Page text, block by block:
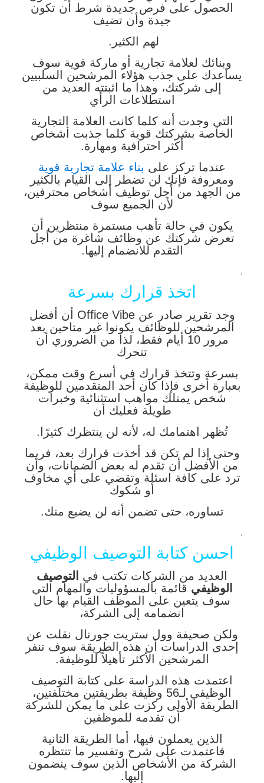
الحصول على فرص جديدة شرط أن تكون
جيدة وأن تضيف
لهم الكثير.
وبنائك لعلامة تجارية أو ماركة قوية سوف
يساعدك على جذب هؤلاء المرشحين السلبيين
إلى شركتك، وهذا ما اثبتته العديد من
استطلاعات الرأي
التي وجدت أنه كلما كانت العلامة التجارية
الخاصة بشركتك قوية كلما جذبت أشخاص
أكثر احترافية ومهارة.
عندما تركز على بناء علامة تجارية قوية
ومعروفة فإنك لن تضطر إلى القيام بالكثير
من الجهد من أجل توظيف أشخاص محترفين،
لأن الجميع سوف
يكون في حالة تأهب مستمرة منتظرين أن
تعرض شركتك عن وظائف شاغرة من أجل
التقدم للانضمام إليها.
.
اتخذ قرارك بسرعة
وجد تقرير صادر عن Office Vibe أن أفضل
المرشحين للوظائف يكونوا غير متاحين بعد
مرور 10 أيام فقط، لذا من الضروري أن
تتحرك
بسرعة وتتخذ قرارك في أسرع وقت ممكن،
بعبارة أخرى فإذا كان أحد المتقدمين للوظيفة
شخص يمتلك مواهب استثنائية وخبرات
طويلة فعليك أن
تُظهر اهتمامك له، لأنه لن ينتظرك كثيرًا.
وحتى إذا لم تكن قد أخذت قرارك بعد، فربما
من الأفضل أن تقدم له بعض الضمانات، وأن
ترد على كافة اسئلة وتقضي على أي مخاوف
أو شكوك
تساوره، حتى تضمن أنه لن يضيع منك.
.
احسن كتابة التوصيف الوظيفي
العديد من الشركات تكتب في التوصيف
الوظيفي قائمة بالمسؤوليات والمهام التي
سوف يتعين على الموظف القيام بها حال
انضمامه إلى الشركة،
ولكن صحيفة وول ستريت جورنال نقلت عن
إحدى الدراسات أن هذه الطريقة سوف تنفر
المرشحين الأكثر تأهيلاً للوظيفة.
اعتمدت هذه الدراسة على كتابة التوصيف
الوظيفي لـ56 وظيفة بطريقتين مختلفتين،
الطريقة الأولى ركزت على ما يمكن للشركة
أن تقدمه للموظفين
الذين يعملون فيها، أما الطريقة الثانية
فاعتمدت على شرح وتفسير ما تنتظره
الشركة من الأشخاص الذين سوف ينضمون
إليها.